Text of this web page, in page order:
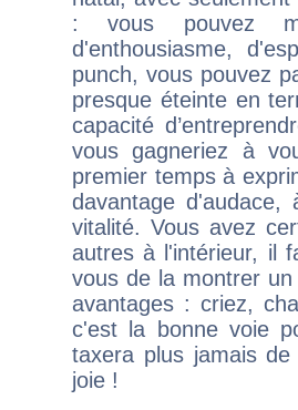
: vous pouvez
d'enthousiasme,
punch, vous pouvez
presque éteinte en
capacité
vous gagneriez à
premier temps à
davantage
vitalité. Vous avez
autres à l'intérieur, il
vous de la montrer
avantages : criez,
c'est la bonne voie
taxera plus jamais
joie !